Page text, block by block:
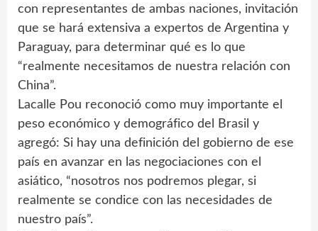
con representantes de ambas naciones, invitación
que se hará extensiva a expertos de Argentina y
Paraguay, para determinar qué es lo que
“realmente necesitamos de nuestra relación con
China”.
Lacalle Pou reconoció como muy importante el
peso económico y demográfico del Brasil y
agregó: Si hay una definición del gobierno de ese
país en avanzar en las negociaciones con el
asiático, “nosotros nos podremos plegar, si
realmente se condice con las necesidades de
nuestro país”.